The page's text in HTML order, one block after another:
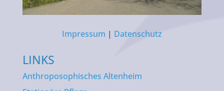
Impressum | Datenschutz
LINKS
Anthroposophisches Altenheim